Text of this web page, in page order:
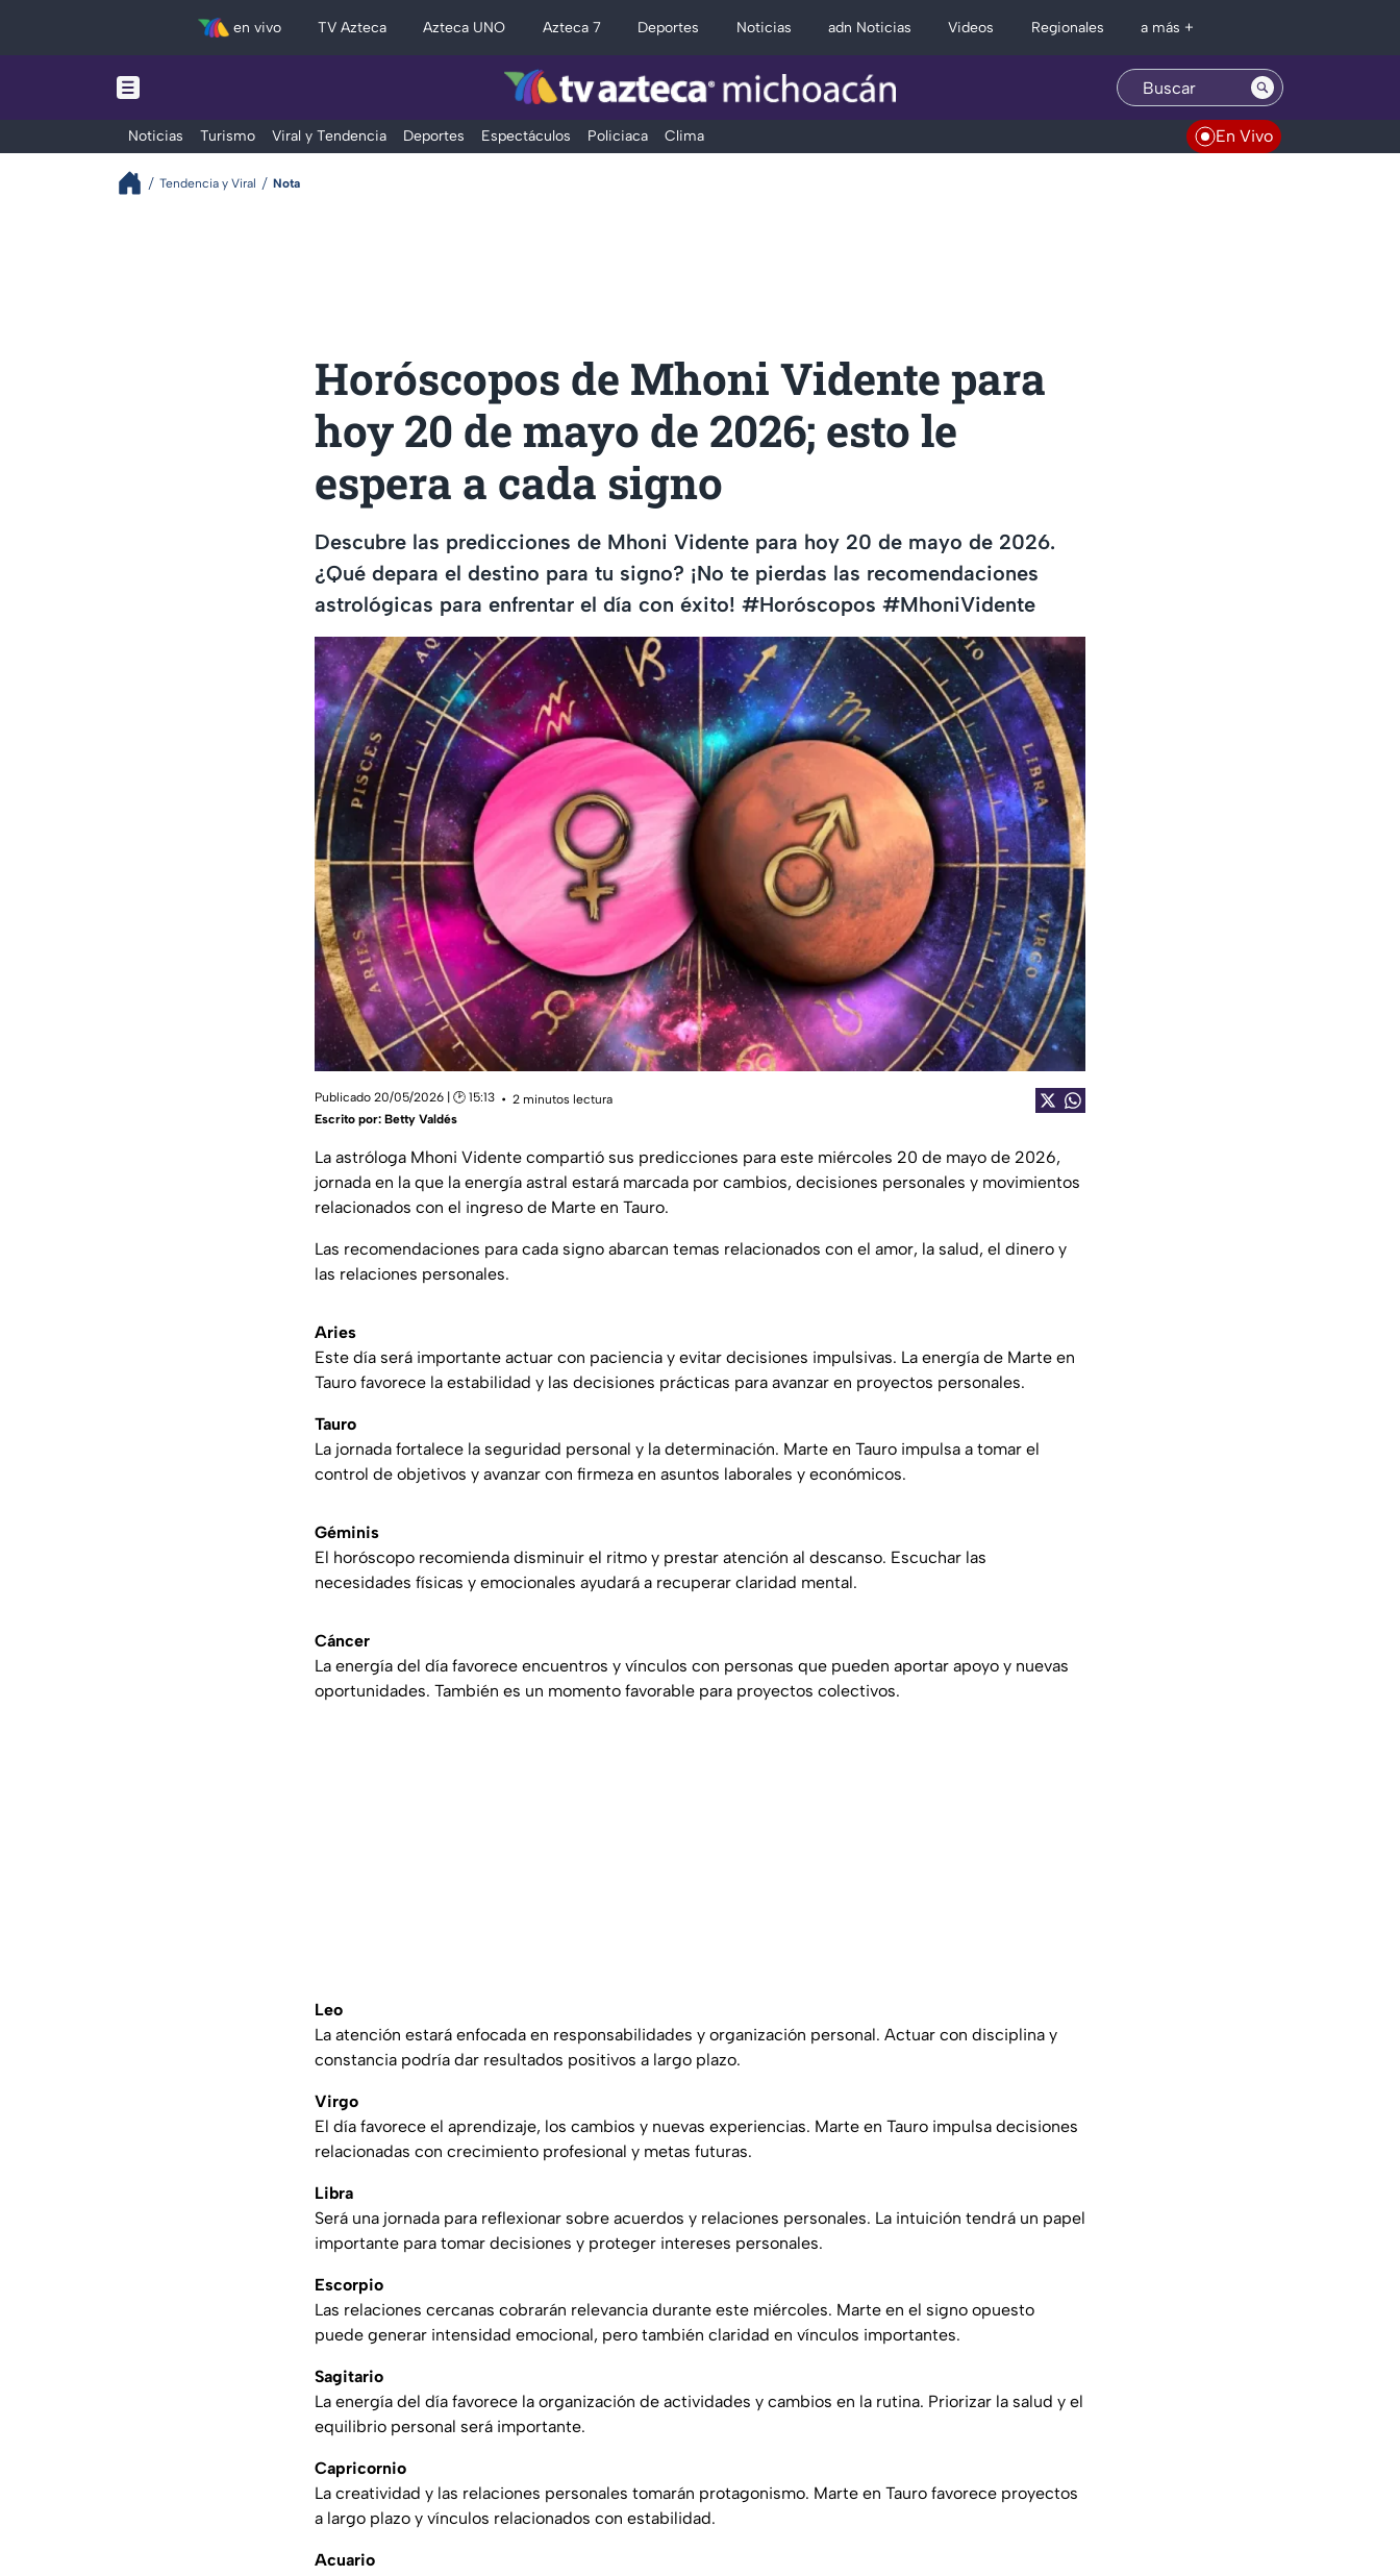
en vivo TV Azteca Azteca UNO Azteca 7 Deportes Noticias adn Noticias Videos Regionales a más +
Noticias Turismo Viral y Tendencia Deportes Espectáculos Policiaca Clima En Vivo
Tendencia y Viral Nota
Horóscopos de Mhoni Vidente para
hoy 20 de mayo de 2026; esto le
espera a cada signo
Descubre las predicciones de Mhoni Vidente para hoy 20 de mayo de 2026.
¿Qué depara el destino para tu signo? ¡No te pierdas las recomendaciones
astrológicas para enfrentar el día con éxito! #Horóscopos #MhoniVidente
Publicado 20/05/2026 | 🕑 15:13
2 minutos lectura
Escrito por: Betty Valdés
La astróloga Mhoni Vidente compartió sus predicciones para este miércoles 20 de mayo de 2026,
jornada en la que la energía astral estará marcada por cambios, decisiones personales y movimientos
relacionados con el ingreso de Marte en Tauro.
Las recomendaciones para cada signo abarcan temas relacionados con el amor, la salud, el dinero y
las relaciones personales.
Aries
Este día será importante actuar con paciencia y evitar decisiones impulsivas. La energía de Marte en
Tauro favorece la estabilidad y las decisiones prácticas para avanzar en proyectos personales.
Tauro
La jornada fortalece la seguridad personal y la determinación. Marte en Tauro impulsa a tomar el
control de objetivos y avanzar con firmeza en asuntos laborales y económicos.
Géminis
El horóscopo recomienda disminuir el ritmo y prestar atención al descanso. Escuchar las
necesidades físicas y emocionales ayudará a recuperar claridad mental.
Cáncer
La energía del día favorece encuentros y vínculos con personas que pueden aportar apoyo y nuevas
oportunidades. También es un momento favorable para proyectos colectivos.
Leo
La atención estará enfocada en responsabilidades y organización personal. Actuar con disciplina y
constancia podría dar resultados positivos a largo plazo.
Virgo
El día favorece el aprendizaje, los cambios y nuevas experiencias. Marte en Tauro impulsa decisiones
relacionadas con crecimiento profesional y metas futuras.
Libra
Será una jornada para reflexionar sobre acuerdos y relaciones personales. La intuición tendrá un papel
importante para tomar decisiones y proteger intereses personales.
Escorpio
Las relaciones cercanas cobrarán relevancia durante este miércoles. Marte en el signo opuesto
puede generar intensidad emocional, pero también claridad en vínculos importantes.
Sagitario
La energía del día favorece la organización de actividades y cambios en la rutina. Priorizar la salud y el
equilibrio personal será importante.
Capricornio
La creatividad y las relaciones personales tomarán protagonismo. Marte en Tauro favorece proyectos
a largo plazo y vínculos relacionados con estabilidad.
Acuario